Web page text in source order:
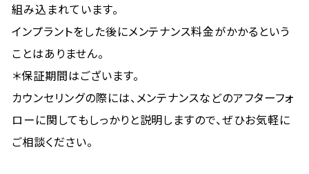
組み込まれています。
インプラントをした後にメンテナンス料金がかかるという
ことはありません。
＊保証期間はございます。
カウンセリングの際には、メンテナンスなどのアフターフォ
ローに関してもしっかりと説明しますので、ぜひお気軽に
ご相談ください。